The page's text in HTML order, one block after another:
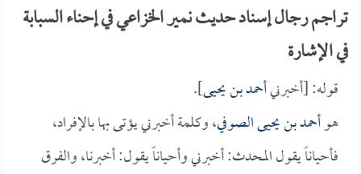
تراجم رجال إسناد حديث نمير الخزاعي في إحناء السبابة
في الإشارة
قوله: [أخبرنيأحمد بن يحيى].
هوأحمد بن يحيى الصوفي، وكلمة أخبرني يؤتى بها بالإفراد،
فأحياناً يقول المحدث: أخبرني وأحياناً يقول: أخبرنا، والفرق